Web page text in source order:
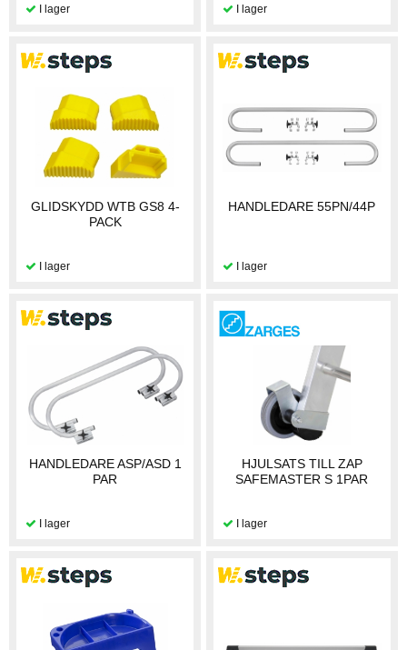
GLIDSKYDD WTB GS8 4-
PACK
HANDLEDARE 55PN/44P
HANDLEDARE ASP/ASD 1
PAR
HJULSATS TILL ZAP
SAFEMASTER S 1PAR